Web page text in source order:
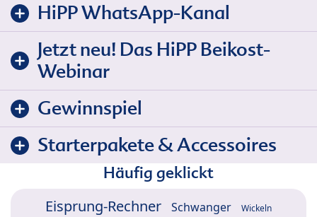
HiPP WhatsApp-Kanal
Jetzt neu! Das HiPP Beikost-
Webinar
Gewinnspiel
Starterpakete & Accessoires
Häufig geklickt
Eisprung-Rechner Schwanger Wickeln